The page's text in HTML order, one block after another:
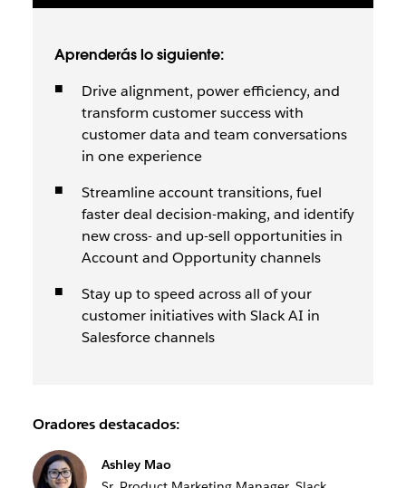
Aprenderás lo siguiente:
Drive alignment, power efficiency, and
transform customer success with
customer data and team conversations
in one experience
Streamline account transitions, fuel
faster deal decision-making, and identify
new cross- and up-sell opportunities in
Account and Opportunity channels
Stay up to speed across all of your
customer initiatives with Slack AI in
Salesforce channels
Oradores destacados:
Ashley Mao